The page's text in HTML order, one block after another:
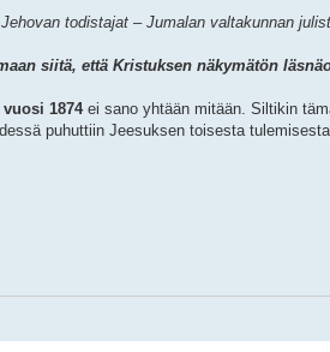
Jehovan todistajat – Jumalan valtakunnan
siitä, että Kristuksen näkymätön
vuosi 1874ei sano yhtään mitään. Siltikin
puhuttiin Jeesuksen toisesta